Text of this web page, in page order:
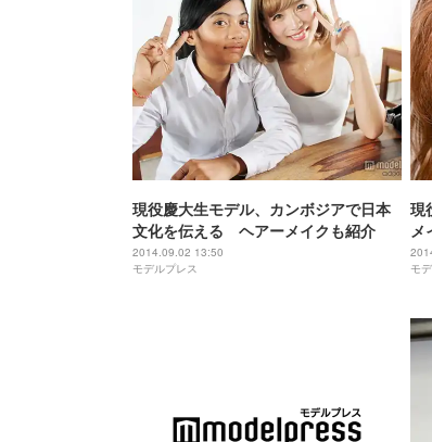
現役慶大生モデル、カンボジアで日本
文化を伝える ヘアーメイクも紹介
2014.09.02 13:50
モデルプレス
現
メ
モ